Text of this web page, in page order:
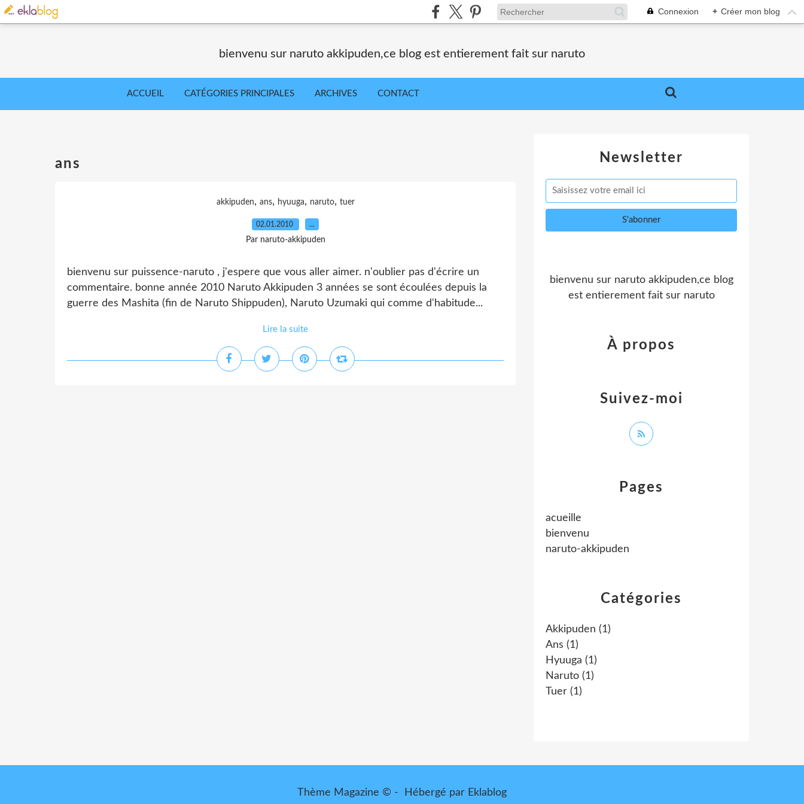
Connexion + Créer mon blog
bienvenu sur naruto akkipuden,ce blog est entierement fait sur naruto
ACCUEIL CATÉGORIES PRINCIPALES ARCHIVES CONTACT
ans
akkipuden, ans, hyuuga, naruto, tuer
02.01.2010 …
Par naruto-akkipuden
bienvenu sur puissence-naruto , j'espere que vous aller aimer. n'oublier pas d'écrire un
commentaire. bonne année 2010 Naruto Akkipuden 3 années se sont écoulées depuis la
guerre des Mashita (fin de Naruto Shippuden), Naruto Uzumaki qui comme d'habitude...
Lire la suite
Newsletter
Catégories
Akkipuden (1)
Ans (1)
Hyuuga (1)
Naruto (1)
Tuer (1)
Pages
acueille
bienvenu
naruto-akkipuden
bienvenu sur naruto akkipuden,ce blog
est entierement fait sur naruto
Suivez-moi
À propos
Thème Magazine © - Hébergé par Eklablog